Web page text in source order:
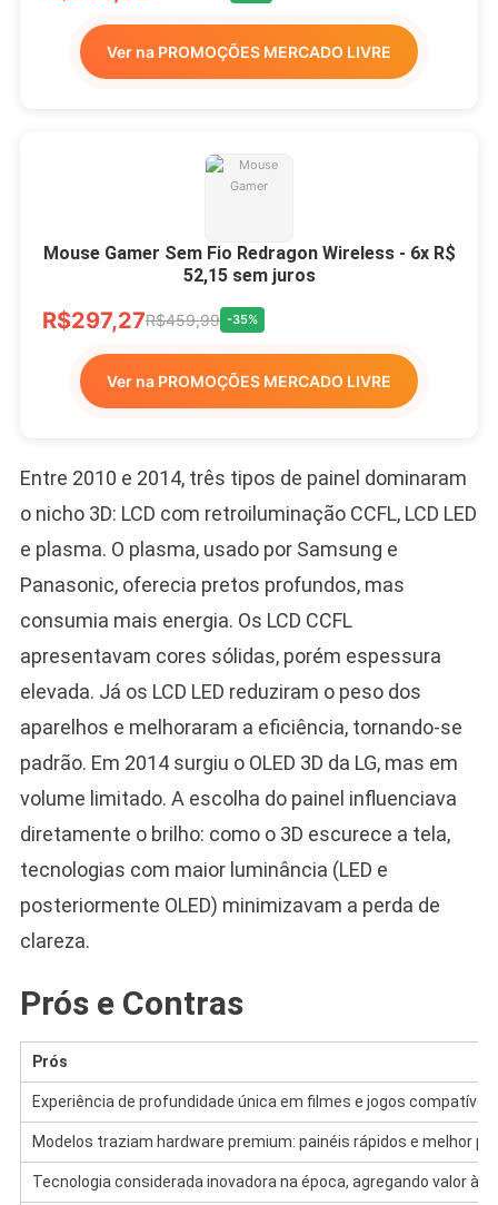
Ver na PROMOÇÕES MERCADO LIVRE
Mouse Gamer Sem Fio Redragon Wireless - 6x R$
52,15 sem juros
R$297,27R$459,99 -35%
Ver na PROMOÇÕES MERCADO LIVRE
Entre 2010 e 2014, três tipos de painel dominaram
o nicho 3D: LCD com retroiluminação CCFL, LCD LED
e plasma. O plasma, usado por Samsung e
Panasonic, oferecia pretos profundos, mas
consumia mais energia. Os LCD CCFL
apresentavam cores sólidas, porém espessura
elevada. Já os LCD LED reduziram o peso dos
aparelhos e melhoraram a eficiência, tornando-se
padrão. Em 2014 surgiu o OLED 3D da LG, mas em
volume limitado. A escolha do painel influenciava
diretamente o brilho: como o 3D escurece a tela,
tecnologias com maior luminância (LED e
posteriormente OLED) minimizavam a perda de
clareza.
Prós e Contras
Prós
Experiência de profundidade única em filmes e jogos compatíveis
Modelos traziam hardware premium: painéis rápidos e melhor
Tecnologia considerada inovadora na época, agregando valor à